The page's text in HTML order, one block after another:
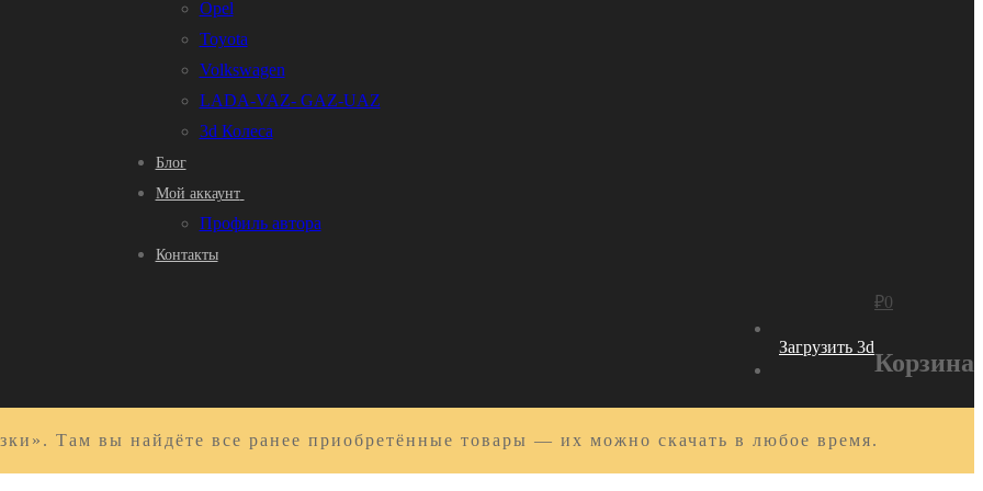
Opel
Toyota
Volkswagen
LADA-VAZ- GAZ-UAZ
3d Колеса
Блог
Мой аккаунт
Профиль автора
Контакты
Загрузить 3d
₽0
Корзина
Там вы найдёте все ранее приобретённые товары — их можно скачать в любое время.